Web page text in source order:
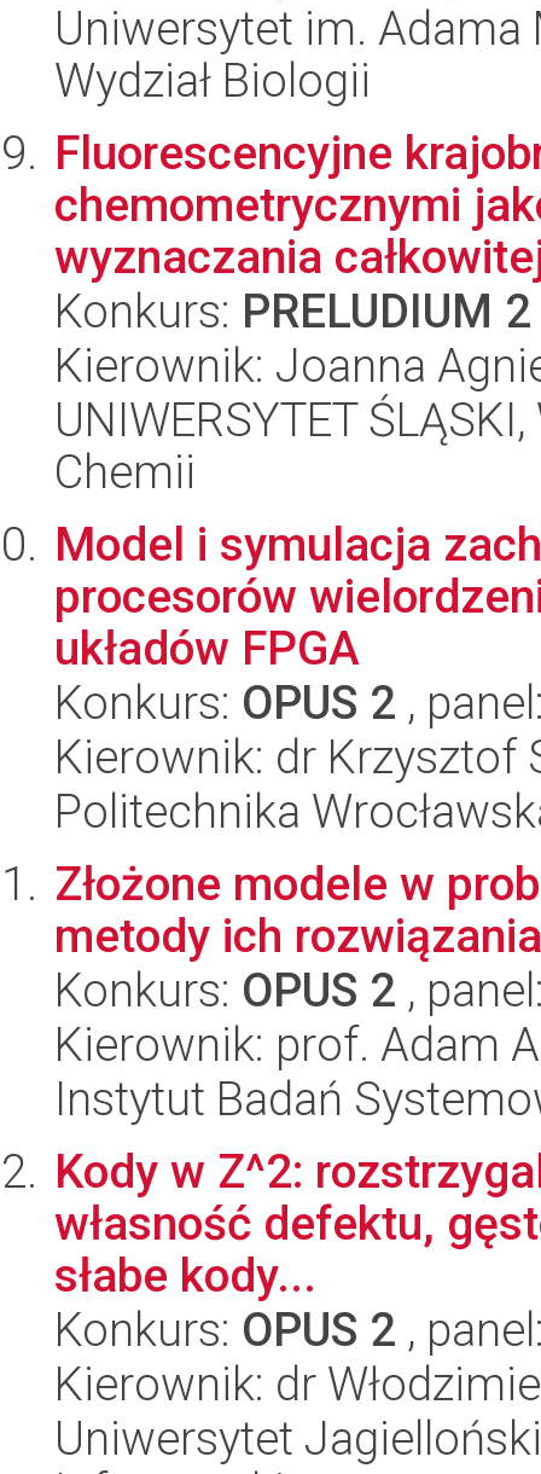
Uniwersytet im.
Wydział Biologii
Fluorescencyjne
chemometrycznymi
wyznaczania
Konkurs: PRELUDIUM 2
Kierownik: Joanna
UNIWERSYTET
Chemii
Model i symulacja
procesorów
układów FPGA
Konkurs: OPUS 2 ,
Kierownik: dr Krzysztof
Politechnika
Złożone modele w
metody ich rozwiązania
Konkurs: OPUS 2 ,
Kierownik: prof. Adam
Instytut Badań
Kody w Z^2:
własność defektu,
słabe kody...
Konkurs: OPUS 2 ,
Kierownik: dr
Uniwersytet